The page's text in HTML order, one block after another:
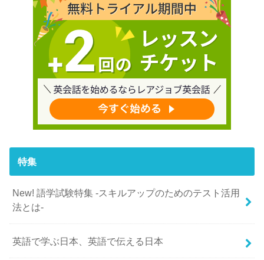
特集
New! 語学試験特集 -スキルアップのためのテスト活用
法とは-
英語で学ぶ日本、英語で伝える日本